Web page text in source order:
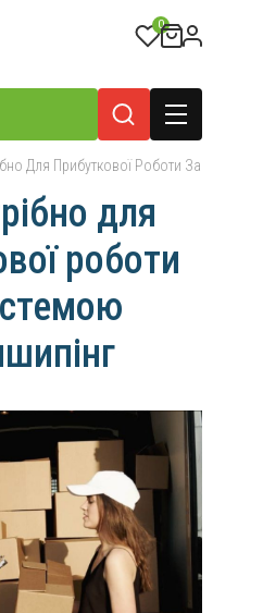
0
Для Прибуткової Роботи За
для
роботи